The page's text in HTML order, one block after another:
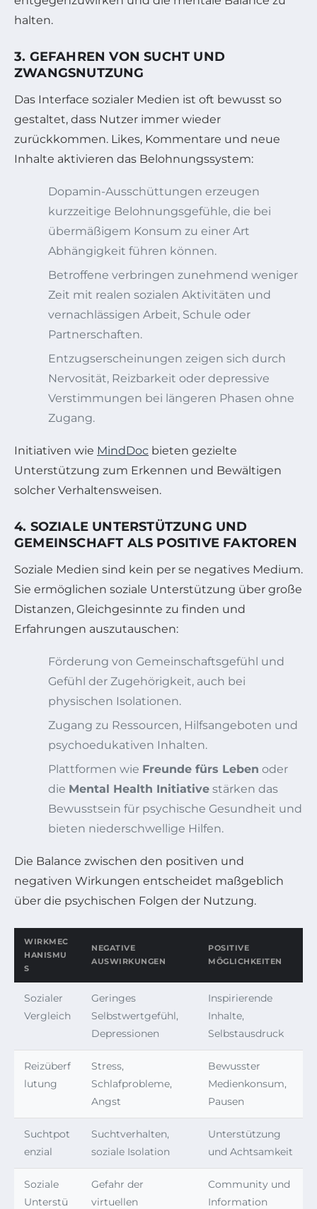
halten.
3. GEFAHREN VON SUCHT UND
ZWANGSNUTZUNG
Das Interface sozialer Medien ist oft bewusst so
gestaltet, dass Nutzer immer wieder
zurückkommen. Likes, Kommentare und neue
Inhalte aktivieren das Belohnungssystem:
Dopamin-Ausschüttungen erzeugen
kurzzeitige Belohnungsgefühle, die bei
übermäßigem Konsum zu einer Art
Abhängigkeit führen können.
Betroffene verbringen zunehmend weniger
Zeit mit realen sozialen Aktivitäten und
vernachlässigen Arbeit, Schule oder
Partnerschaften.
Entzugserscheinungen zeigen sich durch
Nervosität, Reizbarkeit oder depressive
Verstimmungen bei längeren Phasen ohne
Zugang.
Initiativen wie MindDoc bieten gezielte
Unterstützung zum Erkennen und Bewältigen
solcher Verhaltensweisen.
4. SOZIALE UNTERSTÜTZUNG UND
GEMEINSCHAFT ALS POSITIVE FAKTOREN
Soziale Medien sind kein per se negatives Medium.
Sie ermöglichen soziale Unterstützung über große
Distanzen, Gleichgesinnte zu finden und
Erfahrungen auszutauschen:
Förderung von Gemeinschaftsgefühl und
Gefühl der Zugehörigkeit, auch bei
physischen Isolationen.
Zugang zu Ressourcen, Hilfsangeboten und
psychoedukativen Inhalten.
Plattformen wie Freunde fürs Leben oder
die Mental Health Initiative stärken das
Bewusstsein für psychische Gesundheit und
bieten niederschwellige Hilfen.
Die Balance zwischen den positiven und
negativen Wirkungen entscheidet maßgeblich
über die psychischen Folgen der Nutzung.
WIRKMEC
HANISMU
S
NEGATIVE
AUSWIRKUNGEN
POSITIVE
MÖGLICHKEITEN
Sozialer
Vergleich
Geringes
Selbstwertgefühl,
Depressionen
Inspirierende
Inhalte,
Selbstausdruck
Reizüberf
lutung
Stress,
Schlafprobleme,
Angst
Bewusster
Medienkonsum,
Pausen
Suchtpot
enzial
Suchtverhalten,
soziale Isolation
Unterstützung
und Achtsamkeit
Soziale
Unterstü
Gefahr der
virtuellen
Community und
Information